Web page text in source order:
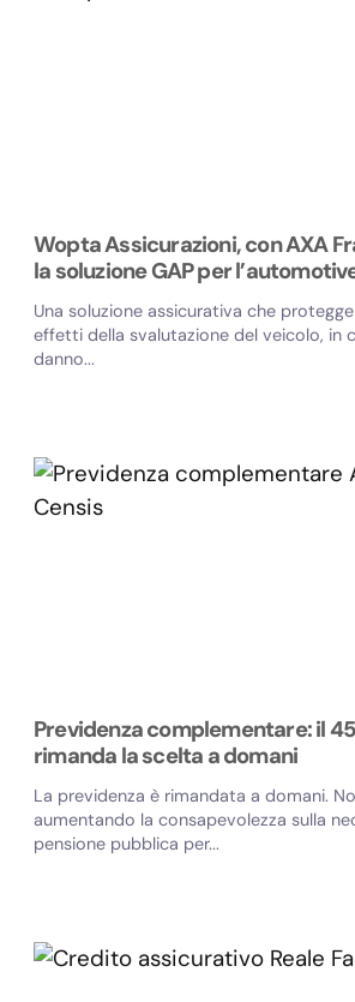
Wopta Assicurazioni, con AXA
la soluzione GAP per
Una soluzione assicurativa che
effetti della svalutazione del veicolo, in
danno...
Previdenza complementare: il
rimanda la scelta a domani
La previdenza è rimandata a domani.
aumentando la consapevolezza sulla
pensione pubblica per...